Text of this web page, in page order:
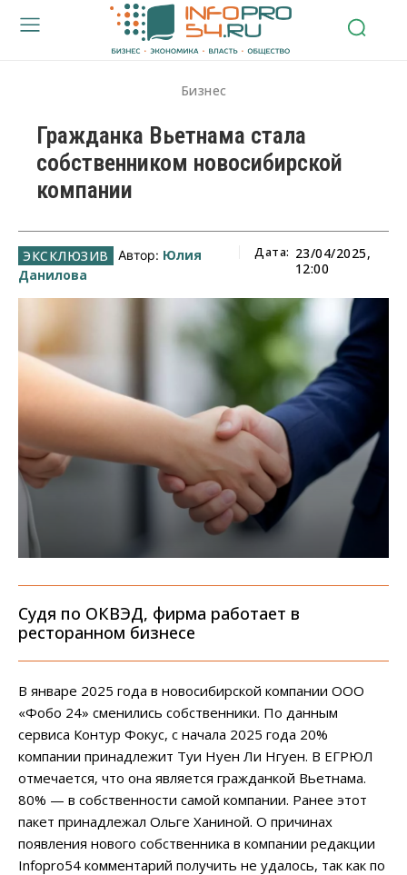
Бизнес
Гражданка Вьетнама стала
собственником новосибирской
компании
Автор: Юлия
Данилова
Дата: 23/04/2025,
12:00
Судя по ОКВЭД, фирма работает в
ресторанном бизнесе
В январе 2025 года в новосибирской компании ООО
«Фобо 24» сменились собственники. По данным
сервиса Контур Фокус, с начала 2025 года 20%
компании принадлежит Туи Нуен Ли Нгуен. В ЕГРЮЛ
отмечается, что она является гражданкой Вьетнама.
80% — в собственности самой компании. Ранее этот
пакет принадлежал Ольге Ханиной. О причинах
появления нового собственника в компании редакции
Infopro54 комментарий получить не удалось, так как по